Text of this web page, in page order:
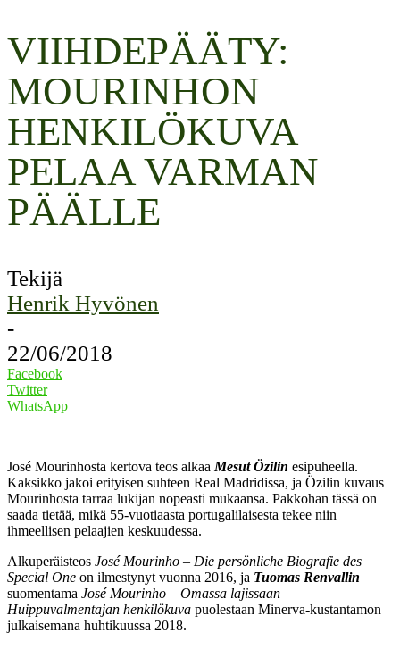
VIIHDEPÄÄTY:
MOURINHON
HENKILÖKUVA
PELAA VARMAN
PÄÄLLE
Tekijä
Henrik Hyvönen
-
22/06/2018
Facebook
Twitter
WhatsApp
José Mourinhosta kertova teos alkaa Mesut Özilin esipuheella.
Kaksikko jakoi erityisen suhteen Real Madridissa, ja Özilin kuvaus
Mourinhosta tarraa lukijan nopeasti mukaansa. Pakkohan tässä on
saada tietää, mikä 55-vuotiaasta portugalilaisesta tekee niin
ihmeellisen pelaajien keskuudessa.
Alkuperäisteos José Mourinho – Die persönliche Biografie des
Special One on ilmestynyt vuonna 2016, ja Tuomas Renvallin
suomentama José Mourinho – Omassa lajissaan –
Huippuvalmentajan henkilökuva puolestaan Minerva-kustantamon
julkaisemana huhtikuussa 2018.